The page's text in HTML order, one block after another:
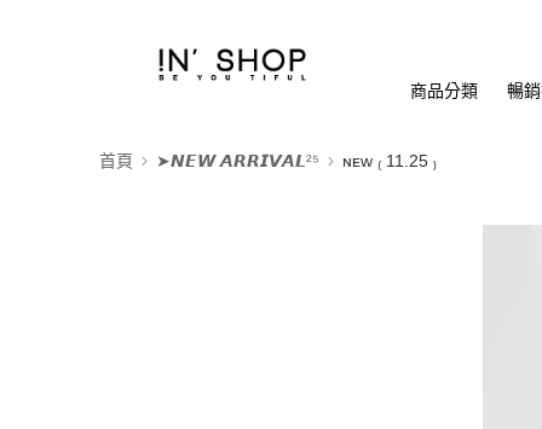
商品分類 暢
首頁 ➤𝙉𝙀𝙒 𝘼𝙍𝙍𝙄𝙑𝘼𝙇²⁵ ɴᴇᴡ ₍ 11.25 ₎